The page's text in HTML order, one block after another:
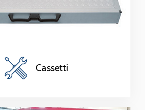
Cassetti